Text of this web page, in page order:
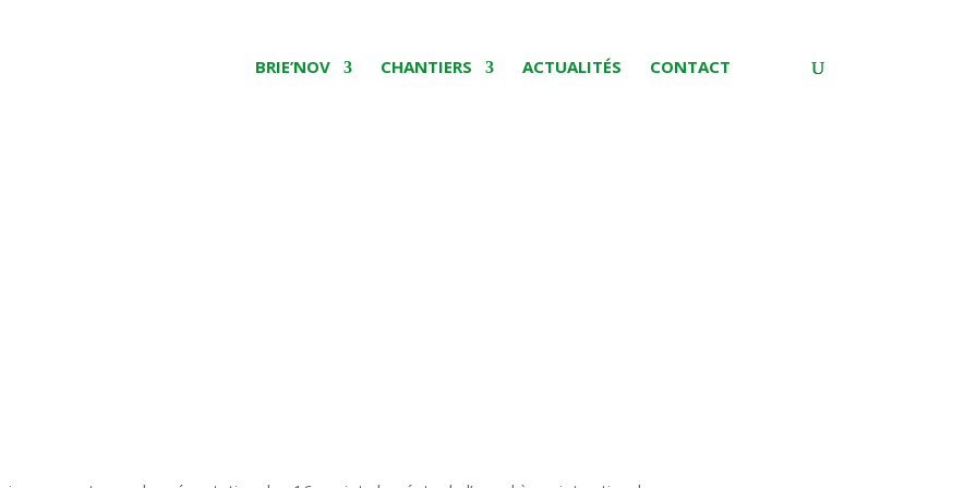
BRIE’NOV CHANTIERS ACTUALITÉS CONTACT